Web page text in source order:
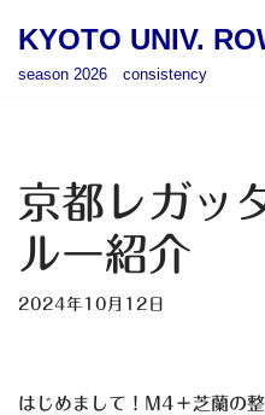
へ
ス
キ
ッ
KYOTO UNIV.
season 2026 consistency
京都レガッ
ルー紹介
2024年10月12日
はじめまして！M4＋芝蘭の